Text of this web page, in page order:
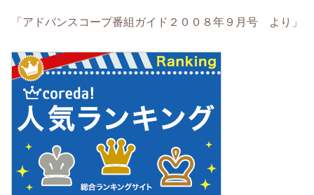
「アドバンスコープ番組ガイド２００８年９月号 より」